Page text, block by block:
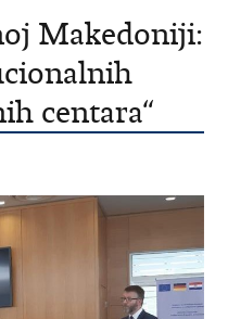
Makedoniji:
centara“